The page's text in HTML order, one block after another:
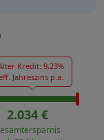
Kredit: 9,23%
Jahreszins p.a.
2.034 €